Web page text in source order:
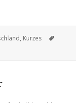
, Kurzes